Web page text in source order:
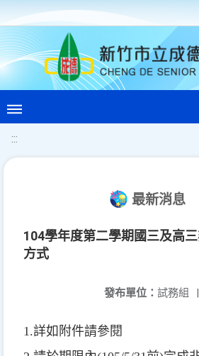
:::
最新消息
104學年度第二學期國三及高
方式
發布單位： 試務組 |
1.詳如附件請參閱